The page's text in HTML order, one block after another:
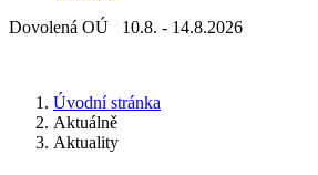
Dovolená OÚ 10.8. - 14.8.2026
Úvodní stránka
Aktuálně
Aktuality